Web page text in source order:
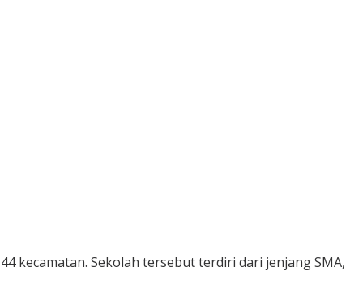
kecamatan. Sekolah tersebut terdiri dari jenjang SMA,